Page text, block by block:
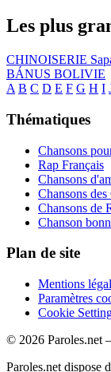
Les plus
CHINOISERIE
BÁNUS BOLIVIE
A B C D E F G H I
Thématiques
Chansons
Rap Français
Chansons
Chansons
Chansons de
Chanson
Plan de site
Mentions
Paramètres
Cookie
© 2026 Paroles.net
Paroles.net dispose